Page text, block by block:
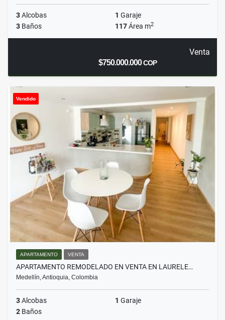
3Alcobas 1 Garaje
3 Baños 117Área m2
Venta
$750.000.000COP
Vendido
APARTAMENTO VENTA
APARTAMENTO REMODELADO EN VENTA EN LAURELE…
Medellín, Antioquia, Colombia
3Alcobas 1 Garaje
2 Baños